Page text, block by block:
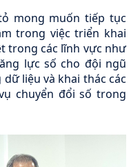
mong muốn tiếp tục
trong việc triển khai
trong các lĩnh vực như
lực số cho đội ngũ
liệu và khai thác các
chuyển đổi số trong